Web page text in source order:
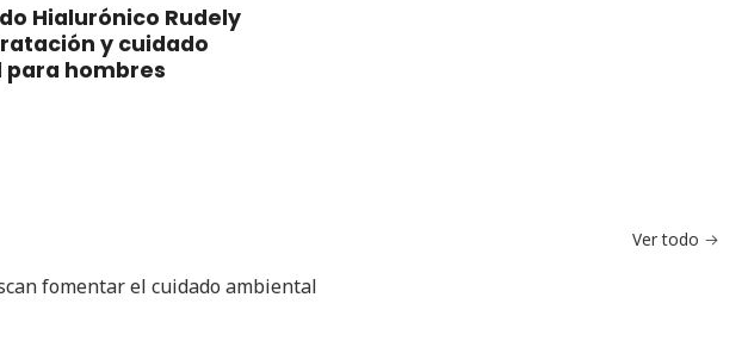
Hialurónico Rudely
y cuidado
hombres
fomentar el cuidado ambiental
Ver todo